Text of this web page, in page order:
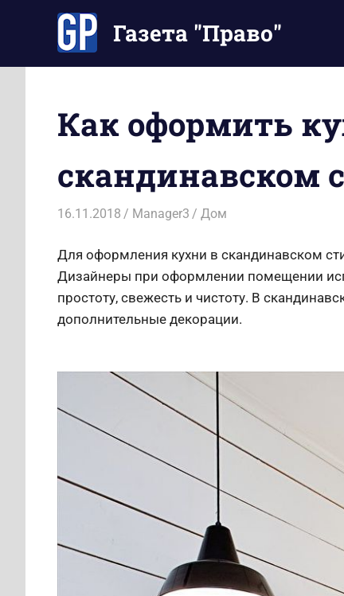
содержимому
Газета "Право"
Ваше
время
Как оформить
скандинавском
16.11.2018 Manager3 Дом
Для оформления кухни в скандинавском
Дизайнеры при оформлении помещении
простоту, свежесть и чистоту. В
дополнительные декорации.